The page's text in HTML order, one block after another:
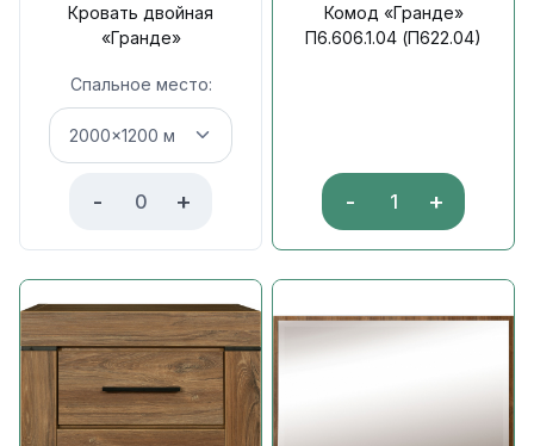
Кровать двойная
«Гранде»
Спальное место:
- +
Комод «Гранде»
П6.606.1.04 (П622.04)
- +